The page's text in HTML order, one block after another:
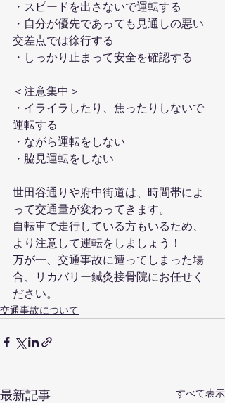
・スピードを出さないで運転する
・自分が優先であっても見通しの悪い
交差点では徐行する
・しっかり止まって安全を確認する
＜注意集中＞
・イライラしたり、焦ったりしないで
運転する
・ながら運転をしない
・脇見運転をしない
世田谷通りや府中街道は、時間帯によ
って交通量が変わってきます。
自転車で走行している方もいるため、
より注意して運転をしましょう！
万が一、交通事故に遭ってしまった場
合、リカバリー鍼灸接骨院にお任せく
ださい。
交通事故について
最新記事 すべて表示